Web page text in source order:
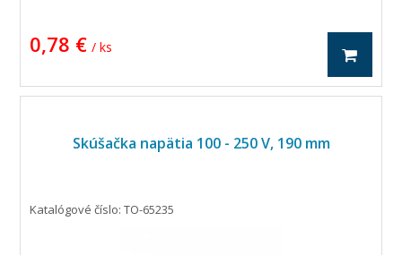
0,78 € / ks
Skúšačka napätia 100 - 250 V, 190 mm
Katalógové číslo: TO-65235